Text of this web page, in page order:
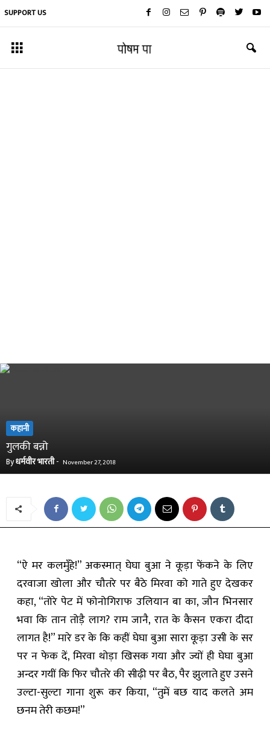
SUPPORT US
कहानी
गुलकी बन्नो
Byधर्मवीर भारती- November 27, 2018
“ऐ मर कलमुँहे!” अकस्मात् घेघा बुआ ने कूड़ा फेंकने के लिए
दरवाजा खोला और चौतरे पर बैठे मिरवा को गाते हुए देखकर
कहा, “तोरे पेट में फोनोगिराफ उलियान बा का, जौन भिनसार
भवा कि तान तोड़ै लाग? राम जानै, रात के कैसन एकरा दीदा
लागत है!” मारे डर के कि कहीं घेघा बुआ सारा कूड़ा उसी के सर
पर न फेक दें, मिरवा थोड़ा खिसक गया और ज्यों ही घेघा बुआ
अन्दर गयीं कि फिर चौतरे की सीढ़ी पर बैठ, पैर झुलाते हुए उसने
उल्टा-सुल्टा गाना शुरू कर किया, “तुमें बछ याद कलते अम
छनम तेरी कछम!”